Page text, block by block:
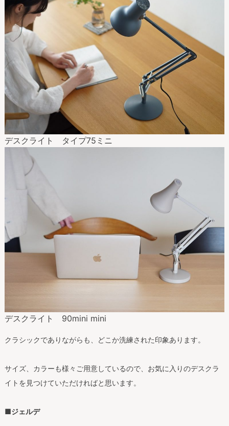
デスクライト タイプ75ミニ
デスクライト 90mini mini
クラシックでありながらも、どこか洗練された印象あります。
サイズ、カラーも様々ご用意しているので、お気に入りのデスクラ
イトを見つけていただければと思います。
■ジェルデ